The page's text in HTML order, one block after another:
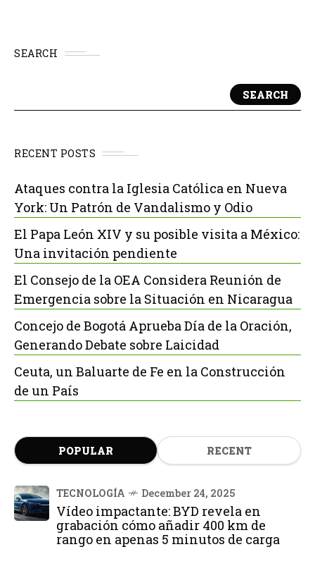
SEARCH
SEARCH
RECENT POSTS
Ataques contra la Iglesia Católica en Nueva
York: Un Patrón de Vandalismo y Odio
El Papa León XIV y su posible visita a México:
Una invitación pendiente
El Consejo de la OEA Considera Reunión de
Emergencia sobre la Situación en Nicaragua
Concejo de Bogotá Aprueba Día de la Oración,
Generando Debate sobre Laicidad
Ceuta, un Baluarte de Fe en la Construcción
de un País
POPULAR RECENT
TECNOLOGÍA December 24, 2025
Vídeo impactante: BYD revela en
grabación cómo añadir 400 km de
rango en apenas 5 minutos de carga